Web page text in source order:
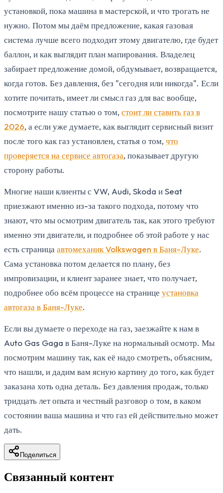
установкой, пока машина в мастерской, и что трогать не
нужно. Потом мы даём предложение, какая газовая
система лучше всего подходит этому двигателю, где будет
баллон, и как выглядит план мапирования. Владелец
забирает предложение домой, обдумывает, возвращается,
когда готов. Без давления, без "сегодня или никогда". Если
хотите почитать, имеет ли смысл газ для вас вообще,
посмотрите нашу статью о том, стоит ли ставить газ в
2026, а если уже думаете, как выглядит сервисный визит
после того как газ установлен, статья о том, что
проверяется на сервисе автогаза, показывает другую
сторону работы.
Многие наши клиенты с VW, Audi, Skoda и Seat
приезжают именно из-за такого подхода, потому что
знают, что мы осмотрим двигатель так, как этого требуют
именно эти двигатели, и подробнее об этой работе у нас
есть страница автомеханик Volkswagen в Баня-Луке.
Сама установка потом делается по плану, без
импровизации, и клиент заранее знает, что получает,
подробнее обо всём процессе на странице установка
автогаза в Баня-Луке.
Если вы думаете о переходе на газ, заезжайте к нам в
Auto Gas Gaga в Баня-Луке на нормальный осмотр. Мы
посмотрим машину так, как её надо смотреть, объясним,
что нашли, и дадим вам ясную картину до того, как будет
заказана хоть одна деталь. Без давления продаж, только
тридцать лет опыта и честный разговор о том, в каком
состоянии ваша машина и что газ ей действительно может
дать.
Поделиться
Связанный контент